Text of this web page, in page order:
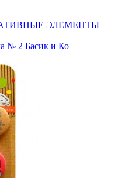
ЭЛЕМЕНТЫ
№ 2 Басик и Ко